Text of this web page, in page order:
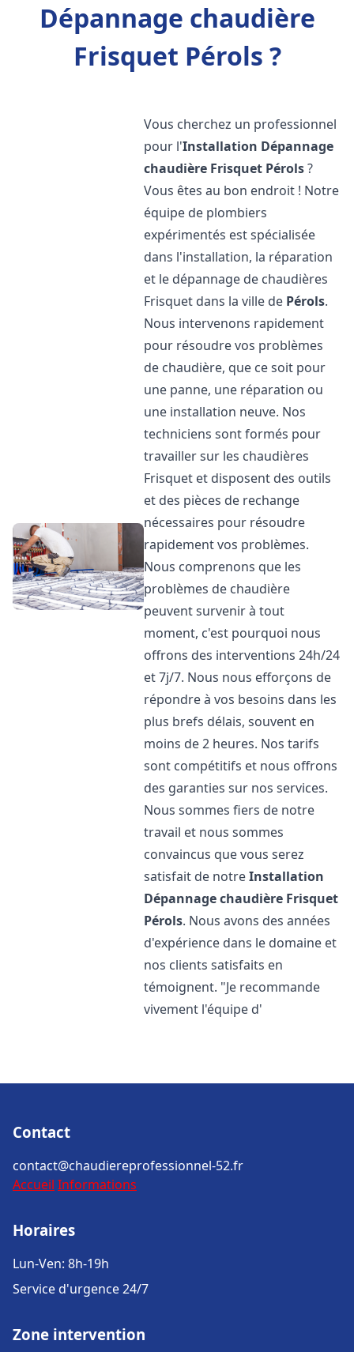
Dépannage chaudière
Frisquet Pérols ?
Vous cherchez un professionnel
pour l'Installation Dépannage
chaudière Frisquet Pérols?
Vous êtes au bon endroit ! Notre
équipe de plombiers
expérimentés est spécialisée
dans l'installation, la réparation
et le dépannage de chaudières
Frisquet dans la ville de Pérols.
Nous intervenons rapidement
pour résoudre vos problèmes
de chaudière, que ce soit pour
une panne, une réparation ou
une installation neuve. Nos
techniciens sont formés pour
travailler sur les chaudières
Frisquet et disposent des outils
et des pièces de rechange
nécessaires pour résoudre
rapidement vos problèmes.
Nous comprenons que les
problèmes de chaudière
peuvent survenir à tout
moment, c'est pourquoi nous
offrons des interventions 24h/24
et 7j/7. Nous nous efforçons de
répondre à vos besoins dans les
plus brefs délais, souvent en
moins de 2 heures. Nos tarifs
sont compétitifs et nous offrons
des garanties sur nos services.
Nous sommes fiers de notre
travail et nous sommes
convaincus que vous serez
satisfait de notreInstallation
Dépannage chaudière Frisquet
Pérols. Nous avons des années
d'expérience dans le domaine et
nos clients satisfaits en
témoignent. "Je recommande
vivement l'équipe d'
Contact
contact@chaudiereprofessionnel-52.fr
Accueil Informations
Horaires
Lun-Ven: 8h-19h
Service d'urgence 24/7
Zone intervention